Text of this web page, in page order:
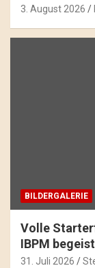
3. August 2026
BILDERGALERIE
Volle
IBPM
31. Juli 2026